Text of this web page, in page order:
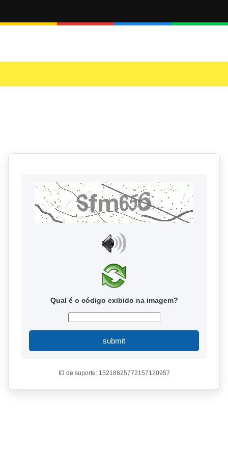
Qual é o código exibido na imagem?
submit
ID de suporte: 15218625772157120957